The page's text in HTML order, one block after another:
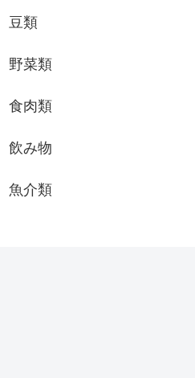
豆類
野菜類
食肉類
飲み物
魚介類